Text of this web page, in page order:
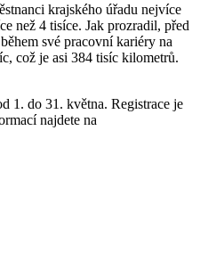
krajského úřadu nejvíce
než 4 tisíce. Jak prozradil, před
své pracovní kariéry na
což je asi 384 tisíc kilometrů.
1. do 31. května. Registrace je
najdete na